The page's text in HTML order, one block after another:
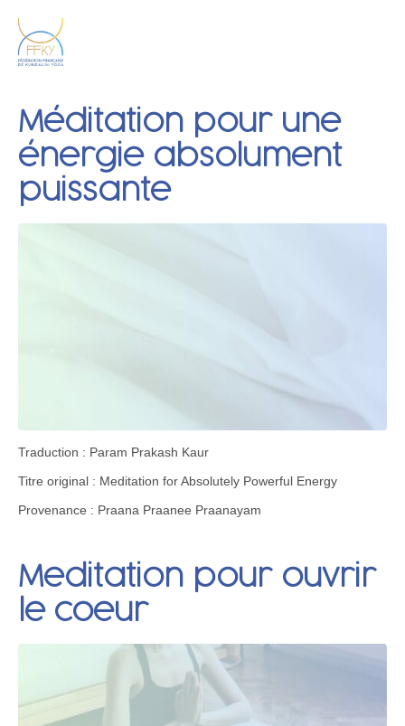
Méditation pour une
énergie absolument
puissante
Traduction : Param Prakash Kaur
Titre original : Meditation for Absolutely Powerful Energy
Provenance : Praana Praanee Praanayam
Meditation pour ouvrir
le coeur